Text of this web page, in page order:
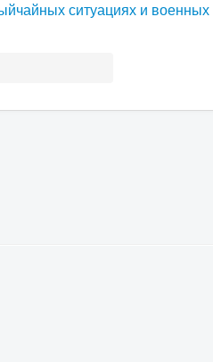
ситуациях и